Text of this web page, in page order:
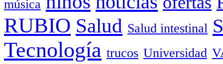
música
RUBIO Salud Salud intestinal
Tecnología trucos Universidad